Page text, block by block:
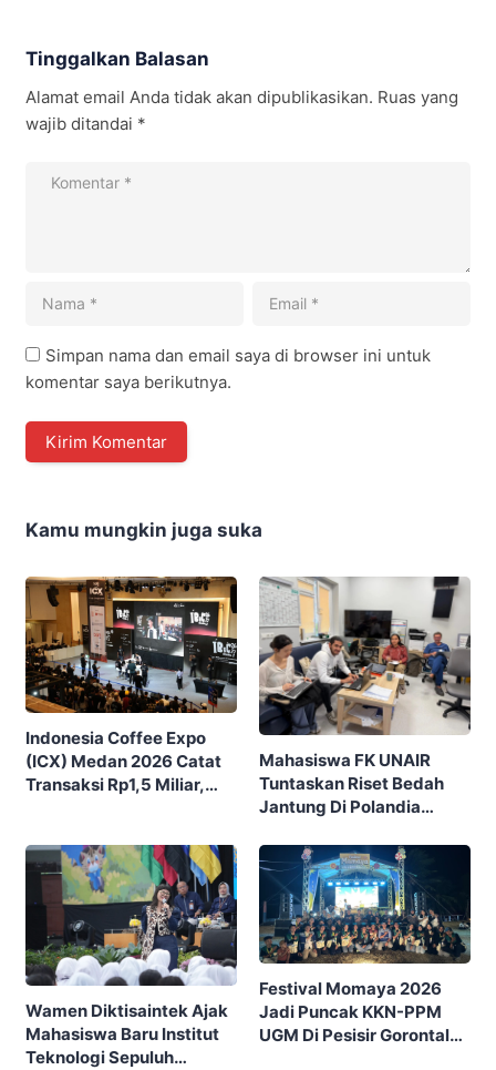
Tinggalkan Balasan
Alamat email Anda tidak akan dipublikasikan. Ruas yang
wajib ditandai *
Simpan nama dan email saya di browser ini untuk
komentar saya berikutnya.
Kamu mungkin juga suka
Indonesia Coffee Expo
(ICX) Medan 2026 Catat
Transaksi Rp1,5 Miliar,
Mahasiswa FK UNAIR
Tuntaskan Riset Bedah
Jantung Di Polandia
SCORE
Wamen Diktisaintek Ajak
Mahasiswa Baru Institut
Teknologi Sepuluh
Festival Momaya 2026
Jadi Puncak KKN-PPM
UGM Di Pesisir Gorontalo,